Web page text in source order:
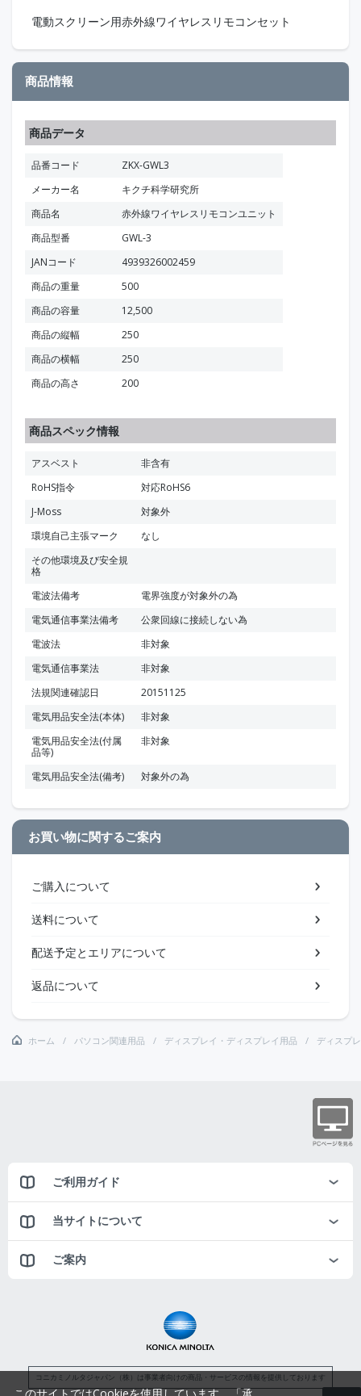
電動スクリーン用赤外線ワイヤレスリモコンセット
商品情報
商品データ
品番コード
ZKX-GWL3
メーカー名
キクチ科学研究所
商品名
赤外線ワイヤレスリモコンユニット
商品型番
GWL-3
JANコード
4939326002459
商品の重量
500
商品の容量
12,500
商品の縦幅
250
商品の横幅
250
商品の高さ
200
商品スペック情報
アスベスト
非含有
RoHS指令
対応RoHS6
J-Moss
対象外
環境自己主張マーク
なし
その他環境及び安全規
格
電波法備考
電界強度が対象外の為
電気通信事業法備考
公衆回線に接続しない為
電波法
非対象
電気通信事業法
非対象
法規関連確認日
20151125
電気用品安全法(本体)
非対象
電気用品安全法(付属
品等)
非対象
電気用品安全法(備考) 対象外の為
お買い物に関するご案内
ご購入について
送料について
配送予定とエリアについて
返品について
ホーム パソコン関連用品 ディスプレイ・ディスプレイ用品 ディスプ
ご利用ガイド
当サイトについて
ご案内
コニカミノルタジャパン（株）は事業者向けの商品・サービスの情報を提供しております